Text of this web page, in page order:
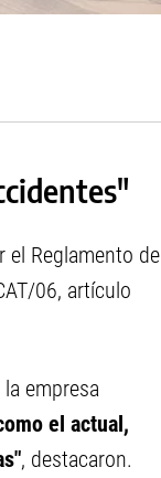
el Reglamento de
06, artículo
empresa
el actual,
, destacaron.